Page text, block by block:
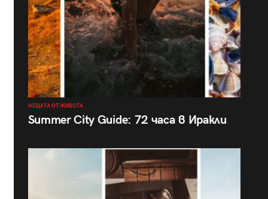
НЕЩАТА ОТ ЖИВОТА
Summer City Guide: 72 часа в Иракли